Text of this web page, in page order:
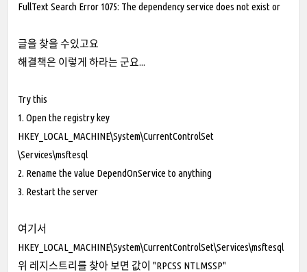
FullText Search Error 1075: The dependency service does not exist or
글을 찾을 수있고요
해결책은 이렇게 하라는 군요...
Try this
1. Open the registry key
HKEY_LOCAL_MACHINE\System\CurrentControlSet
\Services\msftesql
2. Rename the value DependOnService to anything
3. Restart the server
여기서
HKEY_LOCAL_MACHINE\System\CurrentControlSet\Services\msftesql
위 레지스트리를 찾아 보면 값이 "RPCSS NTLMSSP"